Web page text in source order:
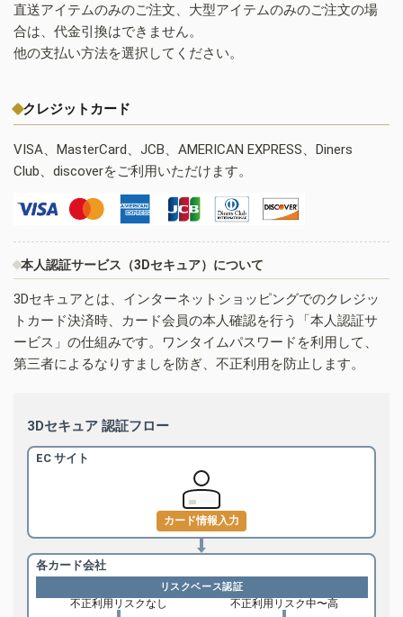
直送アイテムのみのご注文、大型アイテムのみのご注文の場
合は、代金引換はできません。
他の支払い方法を選択してください。
クレジットカード
VISA、MasterCard、JCB、AMERICAN EXPRESS、Diners
Club、discoverをご利用いただけます。
本人認証サービス（3Dセキュア）について
3Dセキュアとは、インターネットショッピングでのクレジッ
トカード決済時、カード会員の本人確認を行う「本人認証サ
ービス」の仕組みです。ワンタイムパスワードを利用して、
第三者によるなりすましを防ぎ、不正利用を防止します。
3Dセキュア 認証フロー
EC サイト
カード情報入力
各カード会社
リスクベース認証
不正利用リスクなし 不正利用リスク中〜高